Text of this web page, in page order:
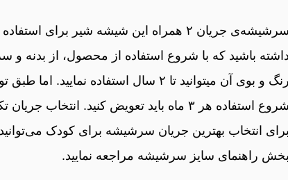
سرشیشه‌ی جریان ۲ همراه این شیشه شیر
داشته باشید که با شروع استفاده از محصول، از بدنه
رنگ و بوی آن میتوانید تا ۲ سال استفاده نمایید. اما طبق توصیه فیلیپس اونت،
شروع استفاده هر ۳ ماه باید تعویض کنید.
برای انتخاب بهترین جریان سرشیشه برای کودک می‌توانید
بخش راهنمای سایز سرشیشه مراجعه نمایید.